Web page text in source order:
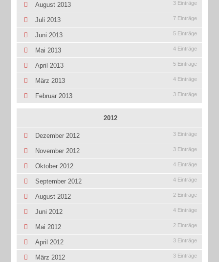
August 2013 3 Einträge
Juli 2013 7 Einträge
Juni 2013 5 Einträge
Mai 2013 4 Einträge
April 2013 5 Einträge
März 2013 4 Einträge
Februar 2013 3 Einträge
2012
Dezember 2012 3 Einträge
November 2012 3 Einträge
Oktober 2012 4 Einträge
September 2012 4 Einträge
August 2012 2 Einträge
Juni 2012 4 Einträge
Mai 2012 2 Einträge
April 2012 3 Einträge
März 2012 3 Einträge